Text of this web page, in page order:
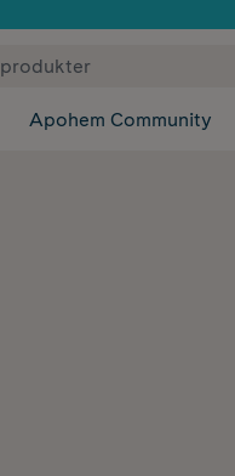
✓ Fri frakt
Apohem Community